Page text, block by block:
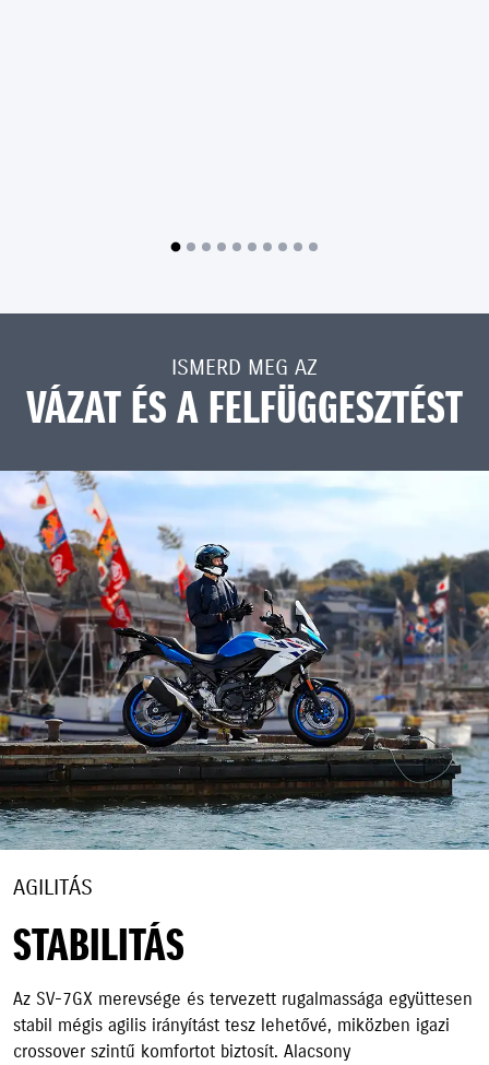
ISMERD MEG AZ
VÁZAT ÉS A FELFÜGGESZTÉST
AGILITÁS
STABILITÁS
Az SV-7GX merevsége és tervezett rugalmassága együttesen
stabil mégis agilis irányítást tesz lehetővé, miközben igazi
crossover szintű komfortot biztosít. Alacsony